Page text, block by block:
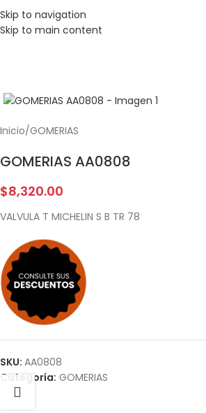
Skip to navigation
Skip to main content
Inicio/GOMERIAS
GOMERIAS AA0808
$8,320.00
VALVULA T MICHELIN S B TR 78
SKU: AA0808
Categoría: GOMERIAS